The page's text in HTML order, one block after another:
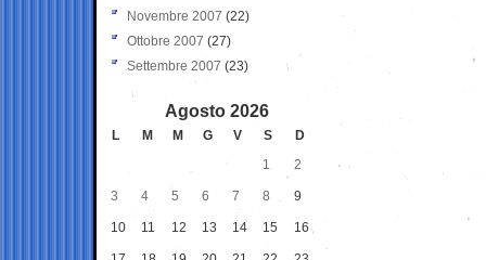
Novembre 2007 (22)
Ottobre 2007 (27)
Settembre 2007 (23)
Agosto 2026
L M M G V S
D
1
2
3 4 5 6 7 8 9
10 11 12 13 14 15 16